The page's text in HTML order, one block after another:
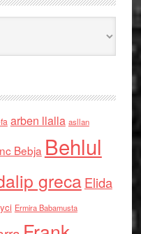
arben llalla asllan
Bebja Behlul
grecaElida
Ermira Babamusta